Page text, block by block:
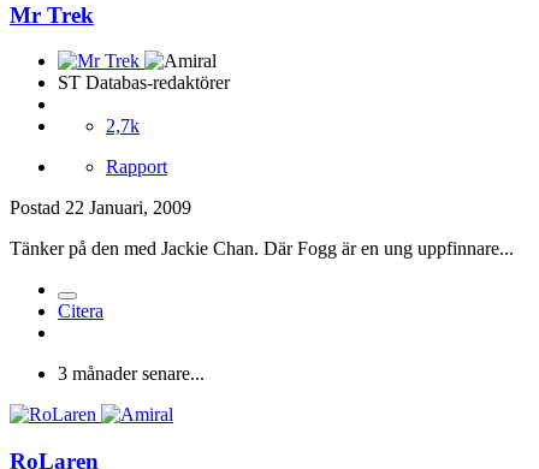
Mr Trek
ST Databas-redaktörer
2,7k
Rapport
Postad 22 Januari, 2009
Tänker på den med Jackie Chan. Där Fogg är en ung uppfinnare...
Citera
3 månader senare...
RoLaren